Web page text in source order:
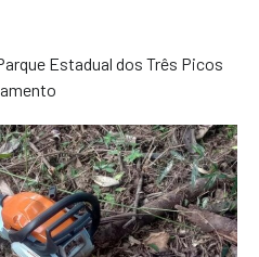
Estadual dos Três Picos